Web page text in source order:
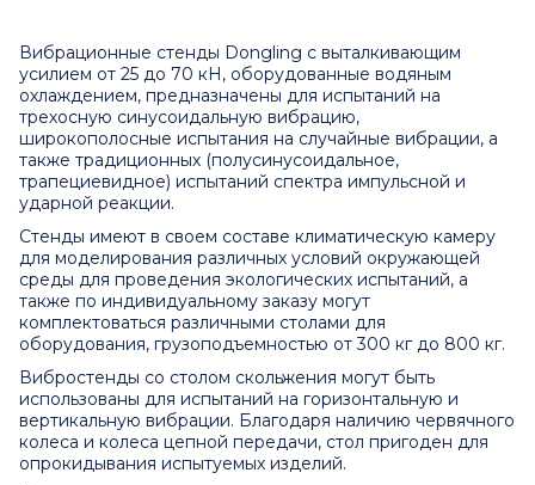
Вибрационные стенды Dongling с выталкивающим
усилием от 25 до 70 кН, оборудованные водяным
охлаждением, предназначены для испытаний на
трехосную синусоидальную вибрацию,
широкополосные испытания на случайные вибрации, а
также традиционных (полусинусоидальное,
трапециевидное) испытаний спектра импульсной и
ударной реакции.
Стенды имеют в своем составе климатическую камеру
для моделирования различных условий окружающей
среды для проведения экологических испытаний, а
также по индивидуальному заказу могут
комплектоваться различными столами для
оборудования, грузоподъемностью от 300 кг до 800 кг.
Вибростенды со столом скольжения могут быть
использованы для испытаний на горизонтальную и
вертикальную вибрации. Благодаря наличию червячного
колеса и колеса цепной передачи, стол пригоден для
опрокидывания испытуемых изделий.